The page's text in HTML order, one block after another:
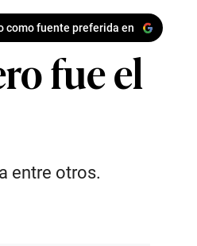
como fuente preferida en
fue el
entre otros.